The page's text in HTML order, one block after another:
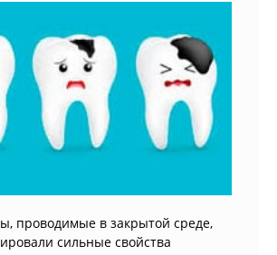
проводимые в закрытой среде,
сильные свойства